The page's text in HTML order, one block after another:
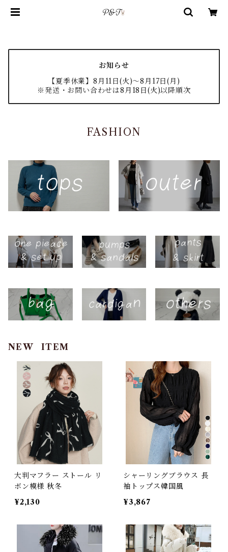
お知らせ
【夏季休業】8月11日(火)〜8月17日(月)
※発送・お問い合わせは8月18日(火)以降順次
FASHION
NEW ITEM
大判マフラー ストール リ
ボン模様 秋冬
¥2,130
シャーリングブラウス 長
袖トップス韓国風
¥3,867